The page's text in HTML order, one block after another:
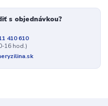
s objednávkou?
410 610
16 hod.)